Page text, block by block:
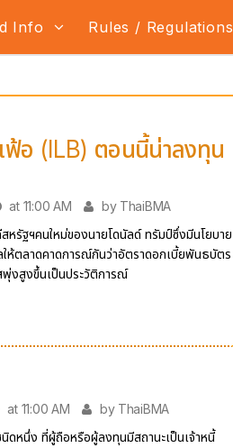
Info Rules / Regulations
ฟ้อ (ILB) ตอนนี้น่าลงทุน
at 11:00 AM
by ThaiBMA
หรัฐฯคนใหม่ของนายโดนัลด์ ทรัมป์ซึ่งมีนโยบาย
ห้ตลาดคาดการณ์กันว่าอัตราดอกเบี้ยพันธบัตร
พุ่งสูงขึ้นเป็นประวัติการณ์
at 11:00 AM
by ThaiBMA
นิดหนึ่ง ที่ผู้ถือหรือผู้ลงทุนมีสถานะเป็นเจ้าหนี้